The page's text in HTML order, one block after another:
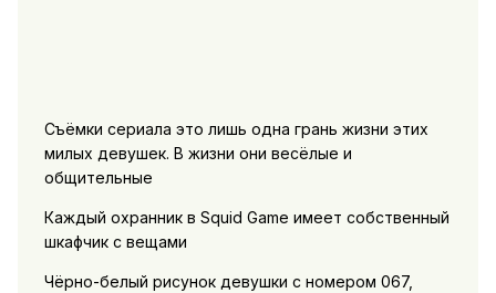
Съёмки сериала это лишь одна грань жизни этих
милых девушек. В жизни они весёлые и
общительные
Каждый охранник в Squid Game имеет собственный
шкафчик с вещами
Чёрно-белый рисунок девушки с номером 067,